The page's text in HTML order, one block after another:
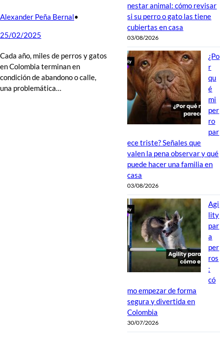
Alexander Peña Bernal•
25/02/2025
Cada año, miles de perros y gatos
en Colombia terminan en
condición de abandono o calle,
una problemática…
nestar animal: cómo revisar
si su perro o gato las tiene
cubiertas en casa
03/08/2026
¿Po
r
qu
é
mi
per
ro
par
ece triste? Señales que
valen la pena observar y qué
puede hacer una familia en
casa
03/08/2026
Agi
lity
par
a
per
ros
:
có
mo empezar de forma
segura y divertida en
Colombia
30/07/2026